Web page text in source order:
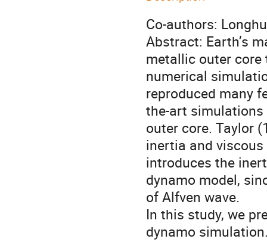
Co-authors:
Abstract: Earth’s
metallic outer core
numerical
reproduced many
the-art simulations
outer core. Taylor
inertia and
introduces the
dynamo model,
of Alfven wave.
In this study, we
dynamo